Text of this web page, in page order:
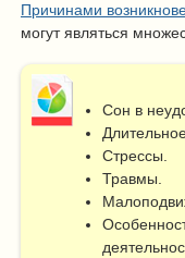
Причинами
могут являться
Сон в
Стрессы.
Травмы.